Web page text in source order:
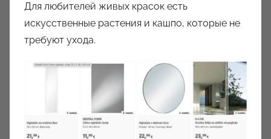
Для любителей живых красок есть
искусственные растения и кашпо, которые не
требуют ухода.